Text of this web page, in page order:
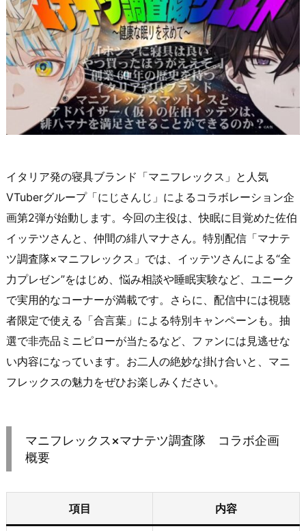
イタリア発の寝具ブランド「マニフレックス」と人気
VTuberグループ「にじさんじ」によるコラボレーション企
画第2弾が始動します。今回の主役は、快眠に目覚めた佐伯
イッテツさんと、仲間の緋八マナさん。特別配信「マナテ
ツ調査隊×マニフレックス」では、イッテツさんによる“全
力プレゼン”をはじめ、悩み相談や睡眠実験など、ユニーク
で実用的なコーナーが満載です。さらに、配信中には視聴
者限定で使える「合言葉」による特別キャンペーンも。抽
選で非売品ミニピローが当たるなど、ファンには見逃せな
い内容になっています。お二人の絶妙な掛け合いと、マニ
フレックスの魅力をぜひお楽しみください。
マニフレックス×マナテツ調査隊 コラボ企画
概要
項目 内容